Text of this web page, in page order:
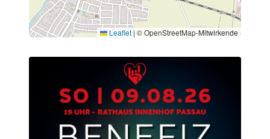
Leaflet | © OpenStreetMap-Mitwirkende